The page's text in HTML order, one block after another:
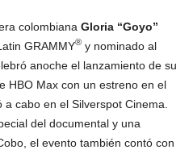
colombiana Gloria “Goyo”
GRAMMY® y nominado al
anoche el lanzamiento de su
HBO Max con un estreno en el
cabo en el Silverspot Cinema.
del documental y una
el evento también contó con